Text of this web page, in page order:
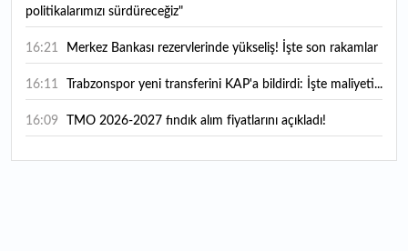
politikalarımızı sürdüreceğiz"
16:21 Merkez Bankası rezervlerinde yükseliş! İşte son rakamlar
16:11 Trabzonspor yeni transferini KAP'a bildirdi: İşte maliyeti...
16:09 TMO 2026-2027 fındık alım fiyatlarını açıkladı!